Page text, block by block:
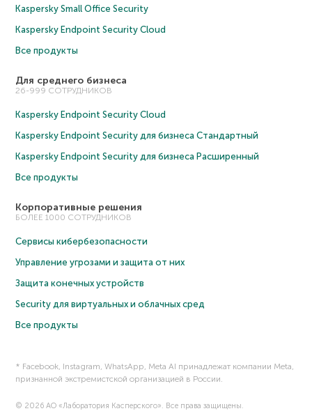
Kaspersky Small Office Security
Kaspersky Endpoint Security Cloud
Все продукты
Для среднего бизнеса
26-999 СОТРУДНИКОВ
Kaspersky Endpoint Security Cloud
Kaspersky Endpoint Security для бизнеса Cтандартный
Kaspersky Endpoint Security для бизнеса Расширенный
Все продукты
Корпоративные решения
БОЛЕЕ 1000 СОТРУДНИКОВ
Сервисы кибербезопасности
Управление угрозами и защита от них
Защита конечных устройств
Security для виртуальных и облачных сред
Все продукты
* Facebook, Instagram, WhatsApp, Meta AI принадлежат компании Meta,
признанной экстремистской организацией в России.
© 2026 АО «Лаборатория Касперского». Все права защищены.